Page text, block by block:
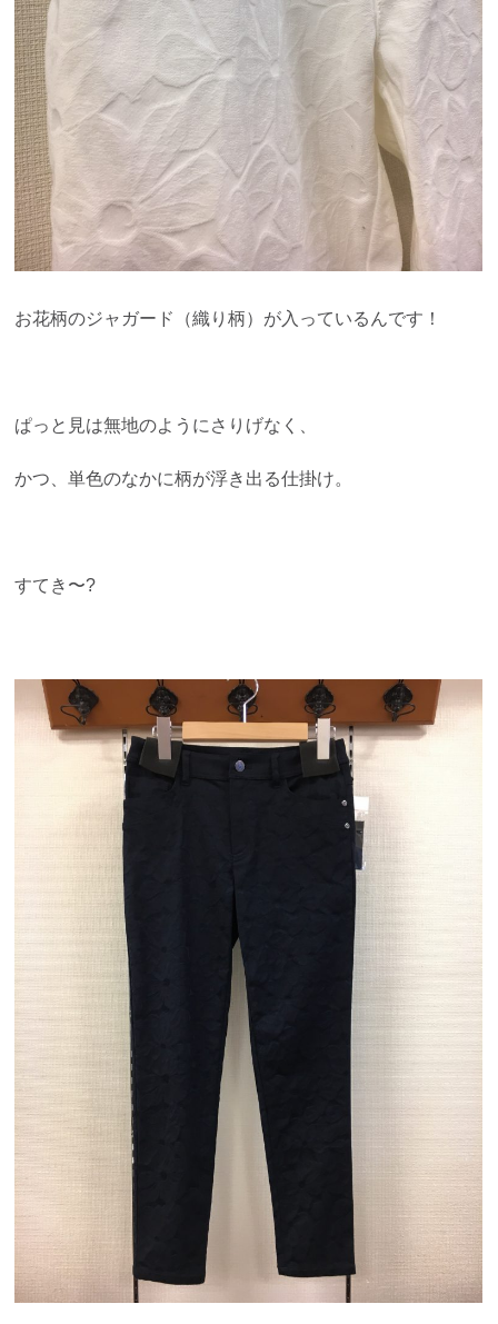
お花柄のジャガード（織り柄）が入っているんです！
ぱっと見は無地のようにさりげなく、
かつ、単色のなかに柄が浮き出る仕掛け。
すてき〜?